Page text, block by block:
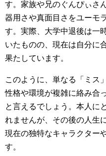
す。家族や兄のぐんぴぃさ
器用さや真面目さをユーモ
す。実際、大学中退後は一
いたものの、現在は自分に
果たしています。
このように、単なる「ミス
性格や環境が複雑に絡み合
と言えるでしょう。本人に
れませんが、その後の人生
現在の独特なキャラクター
す。